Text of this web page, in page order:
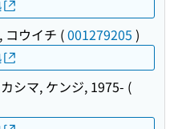
コウイチ (001279205 )
シマ, ケンジ, 1975- (